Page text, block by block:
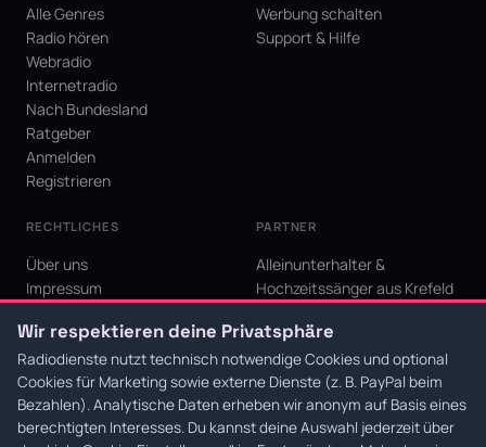
Alle Genres
Radio hören
Webradio
Internetradio
Nach Bundesland
Ratgeber
Anmelden
Registrieren
Werbung schalten
Support & Hilfe
RECHTLICHES
Über uns
Impressum
AGB
Cookie-Einstellungen
PARTNER
Alleinunterhalter &
Hochzeitssänger aus Krefeld
Krefeld für den Niederrhein
Wir respektieren deine Privatsphäre
Radiodienste nutzt technisch notwendige Cookies und optional
Cookies für Marketing sowie externe Dienste (z. B. PayPal beim
Bezahlen). Analytische Daten erheben wir anonym auf Basis eines
berechtigten Interesses. Du kannst deine Auswahl jederzeit über